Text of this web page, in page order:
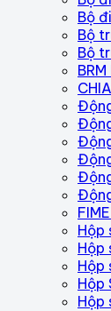
Bộ
Bộ
Bộ
Hộp
Hộp
Hộp
Hộp
Hộp